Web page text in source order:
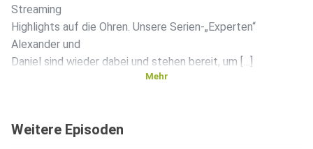
Streaming
Highlights auf die Ohren. Unsere Serien-„Experten“
Alexander und
Daniel sind wieder dabei und stehen bereit, um […]
Mehr
Weitere Episoden